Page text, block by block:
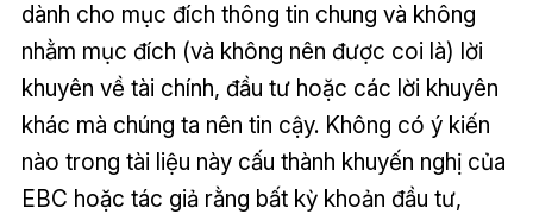
dành cho mục đích thông tin chung và không
nhằm mục đích (và không nên được coi là) lời
khuyên về tài chính, đầu tư hoặc các lời khuyên
khác mà chúng ta nên tin cậy. Không có ý kiến
nào trong tài liệu này cấu thành khuyến nghị của
EBC hoặc tác giả rằng bất kỳ khoản đầu tư,